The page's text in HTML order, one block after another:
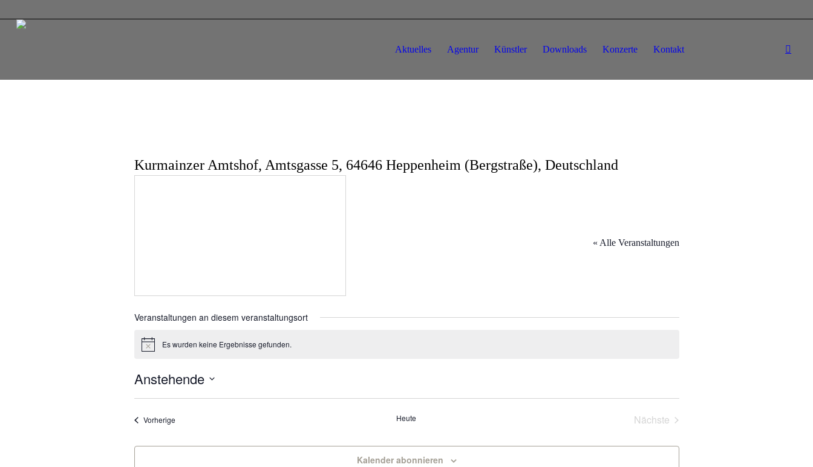
Aktuelles Agentur Künstler Downloads Konzerte Kontakt
Kurmainzer Amtshof, Amtsgasse 5, 64646 Heppenheim (Bergstraße), Deutschland
« Alle Veranstaltungen
Veranstaltungen an diesem veranstaltungsort
HinweisEs wurden keine Ergebnisse gefunden.
Anstehende
VorherigeVeranstaltungen Heute Nächste Veranstaltungen
Kalender abonnieren